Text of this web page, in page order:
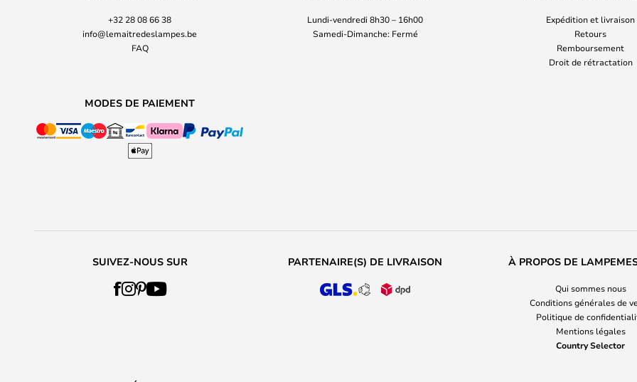
+32 28 08 66 38
info@lemaitredeslampes.be
FAQ
Lundi-vendredi 8h30 – 16h00
Samedi-Dimanche: Fermé
Expédition et livraison
Retours
Remboursement
Droit de rétractation
MODES DE PAIEMENT
SUIVEZ-NOUS SUR PARTENAIRE(S) DE LIVRAISON À PROPOS DE
Qui sommes nous
Conditions générales de
Politique de
Mentions légales
Country Selector